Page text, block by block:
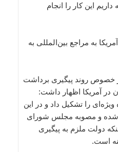
داریم این کار را انجام
به مراجع بین‌المللی به
خصوص روند پیگیری برداشت
در آمریکا اظهار داشت:
را تشکیل داد و در این
شده و مصوبه مجلس شورای
دولت ملزم به پیگیری
است.